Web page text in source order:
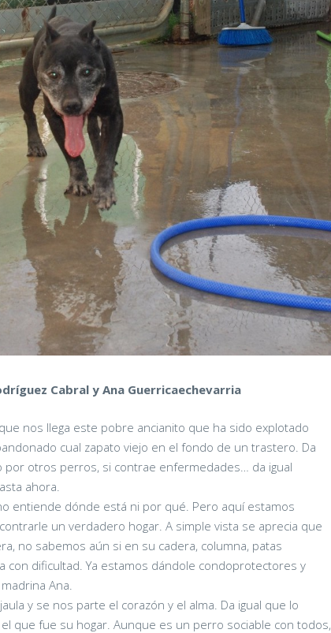
Cabral y Ana Guerricaechevarria
nos llega este pobre ancianito que ha sido explotado
cual zapato viejo en el fondo de un trastero. Da
por otros perros, si contrae enfermedades… da igual
ahora.
entiende dónde está ni por qué. Pero aquí estamos
un verdadero hogar. A simple vista se aprecia que
no sabemos aún si en su cadera, columna, patas
dificultad. Ya estamos dándole condoprotectores y
Ana.
y se nos parte el corazón y el alma. Da igual que lo
que fue su hogar. Aunque es un perro sociable con todos,